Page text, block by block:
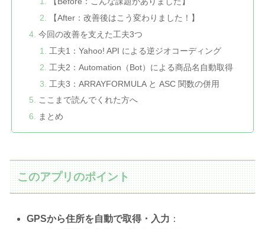
【After：改善後はこう変わりました！】
今回の改善を支えた工夫3つ
工夫1：Yahoo! API による逆ジオコーディング
工夫2：Automation（Bot）による商品名自動取得
工夫3：ARRAYFORMULA と ASC 関数の併用
ここまで読んでくれた方へ
まとめ
このアプリのポイント
GPSから住所を自動で取得・入力 ：